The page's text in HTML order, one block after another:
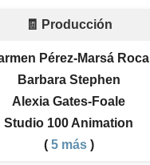
🧾 Producción
Pérez-Marsá Roca
Barbara Stephen
Alexia Gates-Foale
Studio 100 Animation
( 5 más)